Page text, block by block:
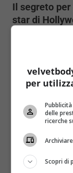
Il segreto
star di
Gambe belle e
Aguilera, Julia
per
delle
ricerche
Scopri di